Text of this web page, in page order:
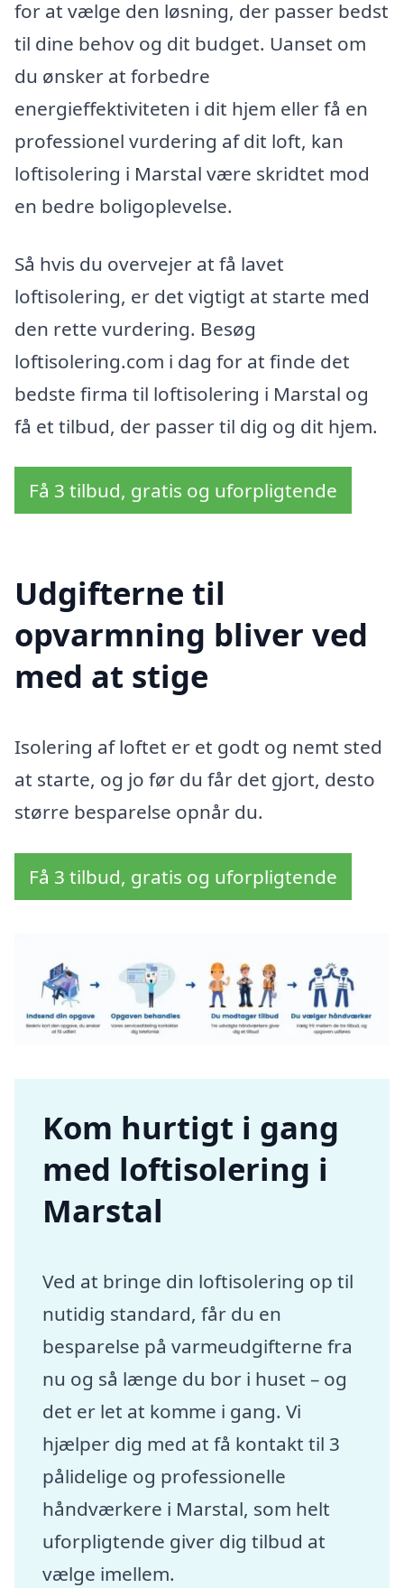
for at vælge den løsning, der passer bedst
til dine behov og dit budget. Uanset om
du ønsker at forbedre
energieffektiviteten i dit hjem eller få en
professionel vurdering af dit loft, kan
loftisolering i Marstal være skridtet mod
en bedre boligoplevelse.
Så hvis du overvejer at få lavet
loftisolering, er det vigtigt at starte med
den rette vurdering. Besøg
loftisolering.com i dag for at finde det
bedste firma til loftisolering i Marstal og
få et tilbud, der passer til dig og dit hjem.
Få 3 tilbud, gratis og uforpligtende
Udgifterne til
opvarmning bliver ved
med at stige
Isolering af loftet er et godt og nemt sted
at starte, og jo før du får det gjort, desto
større besparelse opnår du.
Få 3 tilbud, gratis og uforpligtende
Kom hurtigt i gang
med loftisolering i
Marstal
Ved at bringe din loftisolering op til
nutidig standard, får du en
besparelse på varmeudgifterne fra
nu og så længe du bor i huset – og
det er let at komme i gang. Vi
hjælper dig med at få kontakt til 3
pålidelige og professionelle
håndværkere i Marstal, som helt
uforpligtende giver dig tilbud at
vælge imellem.